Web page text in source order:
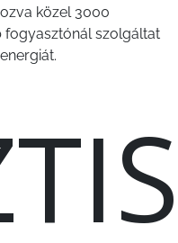
közel 3000
fogyasztónál szolgáltat